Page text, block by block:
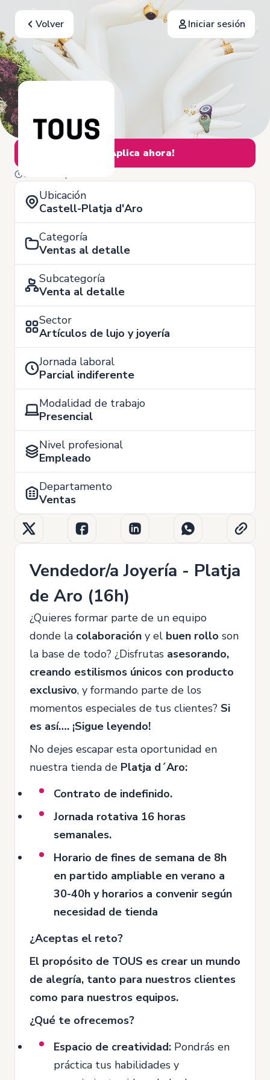
Volver Iniciar sesión
¡Aplica ahora!
11 de Mayo
Ubicación
Castell-Platja d'Aro
Categoría
Ventas al detalle
Subcategoría
Venta al detalle
Sector
Artículos de lujo y joyería
Jornada laboral
Parcial indiferente
Modalidad de trabajo
Presencial
Nivel profesional
Empleado
Departamento
Ventas
Vendedor/a Joyería - Platja
de Aro (16h)
¿Quieres formar parte de un equipo
donde la colaboración y el buen rollo son
la base de todo? ¿Disfrutas asesorando,
creando estilismos únicos con producto
exclusivo, y formando parte de los
momentos especiales de tus clientes? Si
es así…. ¡Sigue leyendo!
No dejes escapar esta oportunidad en
nuestra tienda de Platja d´Aro:
Contrato de indefinido.
Jornada rotativa 16 horas
semanales.
Horario de fines de semana de 8h
en partido ampliable en verano a
30-40h y horarios a convenir según
necesidad de tienda
¿Aceptas el reto?
El propósito de TOUS es crear un mundo
de alegría, tanto para nuestros clientes
como para nuestros equipos.
¿Qué te ofrecemos?
Espacio de creatividad: Pondrás en
práctica tus habilidades y